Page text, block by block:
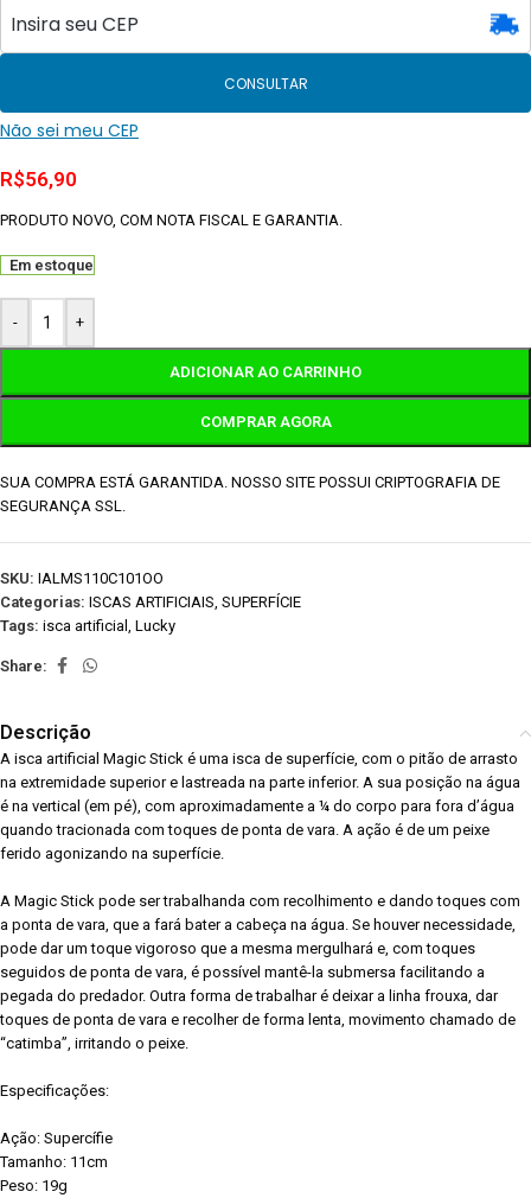
CONSULTAR
Não sei meu CEP
R$56,90
PRODUTO NOVO, COM NOTA FISCAL E GARANTIA.
Em estoque
- +
ADICIONAR AO CARRINHO
COMPRAR AGORA
SUA COMPRA ESTÁ GARANTIDA. NOSSO SITE POSSUI CRIPTOGRAFIA DE
SEGURANÇA SSL.
SKU: IALMS110C101OO
Categorias: ISCAS ARTIFICIAIS, SUPERFÍCIE
Tags: isca artificial , Lucky
Share:
Descrição
A isca artificial Magic Stick é uma isca de superfície, com o pitão de arrasto
na extremidade superior e lastreada na parte inferior. A sua posição na água
é na vertical (em pé), com aproximadamente a ¼ do corpo para fora d’água
quando tracionada com toques de ponta de vara. A ação é de um peixe
ferido agonizando na superfície.
A Magic Stick pode ser trabalhanda com recolhimento e dando toques com
a ponta de vara, que a fará bater a cabeça na água. Se houver necessidade,
pode dar um toque vigoroso que a mesma mergulhará e, com toques
seguidos de ponta de vara, é possível mantê-la submersa facilitando a
pegada do predador. Outra forma de trabalhar é deixar a linha frouxa, dar
toques de ponta de vara e recolher de forma lenta, movimento chamado de
“catimba”, irritando o peixe.
Especificações:
Ação: Supercífie
Tamanho: 11cm
Peso: 19g